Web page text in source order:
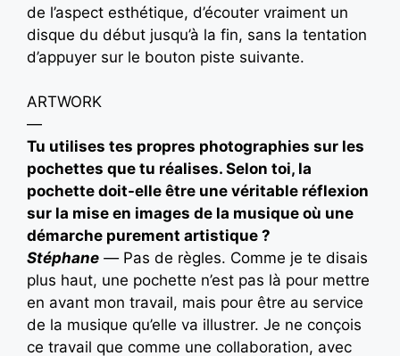
de l’aspect esthétique, d’écouter vraiment un
disque du début jusqu’à la fin, sans la tentation
d’appuyer sur le bouton piste suivante.
ARTWORK
—
Tu utilises tes propres photographies sur les
pochettes que tu réalises. Selon toi, la
pochette doit-elle être une véritable réflexion
sur la mise en images de la musique où une
démarche purement artistique ?
Stéphane —Pas de règles. Comme je te disais
plus haut, une pochette n’est pas là pour mettre
en avant mon travail, mais pour être au service
de la musique qu’elle va illustrer. Je ne conçois
ce travail que comme une collaboration, avec